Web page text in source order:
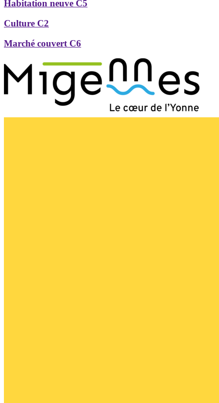
Habitation neuve C5
Culture C2
Marché couvert C6
Précédent
Suivant